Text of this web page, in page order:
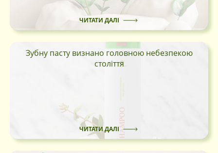
ЧИТАТИ ДАЛІ
Зубну пасту визнано головною небезпекою
століття
ЧИТАТИ ДАЛІ
По Електронній
Запам'ятати мене
Продовжити